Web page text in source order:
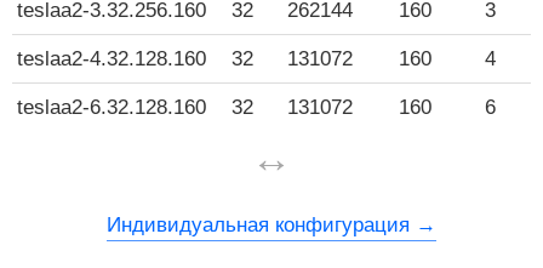
teslaa2-3.32.256.160 32 262144 160 3
teslaa2-4.32.128.160 32 131072 160 4
teslaa2-6.32.128.160 32 131072 160 6
↔
Индивидуальная конфигурация